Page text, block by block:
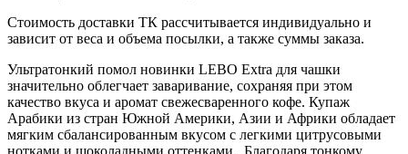
Стоимость доставки ТК рассчитывается индивидуально и
зависит от веса и объема посылки, а также суммы заказа.
Ультратонкий помол новинки LEBO Extra для чашки
значительно облегчает заваривание, сохраняя при этом
качество вкуса и аромат свежесваренного кофе. Купаж
Арабики из стран Южной Америки, Азии и Африки обладает
мягким сбалансированным вкусом с легкими цитрусовыми
нотками и шоколадными оттенками. Благодаря тонкому